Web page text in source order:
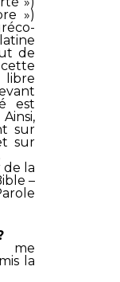
»)
de
libre
est
sur
sur
de la
–
me
la